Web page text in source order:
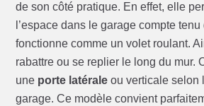
de son côté pratique. En effet, elle
l’espace dans le garage compte tenu
fonctionne comme un volet roulant.
rabattre ou se replier le long du mur.
une porte latérale ou verticale selon
garage. Ce modèle convient